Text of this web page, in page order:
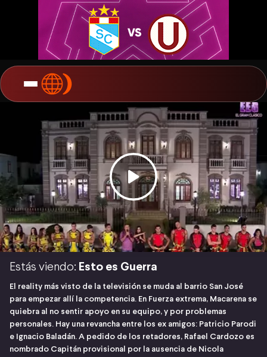
Estás viendo: Esto es Guerra
El reality más visto de la televisión se muda al barrio San José
para empezar allí la competencia. En Fuerza extrema, Macarena se
quiebra al no sentir apoyo en su equipo, y por problemas
personales. Hay una revancha entre los ex amigos: Patricio Parodi
e Ignacio Baladán. A pedido de los retadores, Rafael Cardozo es
nombrado Capitán provisional por la ausencia de Nicola